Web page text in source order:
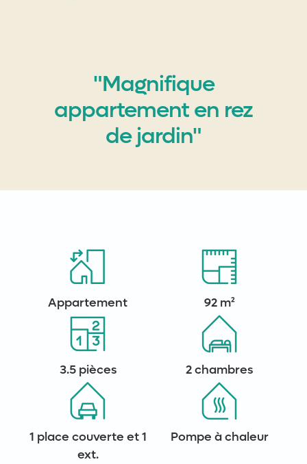
"Magnifique
appartement en rez
de jardin"
Appartement 92 m²
3.5 pièces 2 chambres
1 place couverte et 1
ext.
Pompe à chaleur